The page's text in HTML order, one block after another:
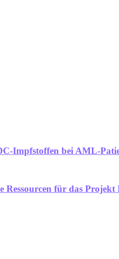
Impfstoffen bei AML-
für das